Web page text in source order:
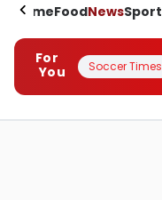
HomeFoodNewsSport
For
You
Soccer Times